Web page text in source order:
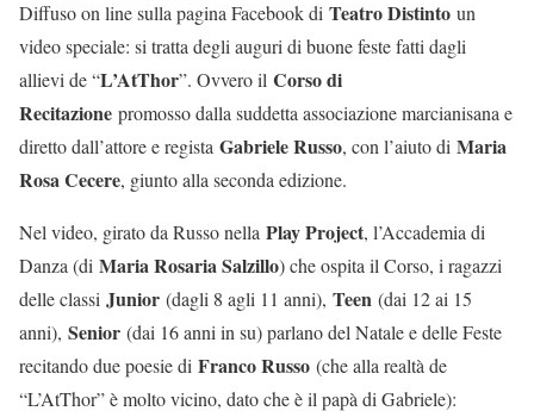
Diffuso on line sulla pagina Facebook di Teatro Distinto un
video speciale: si tratta degli auguri di buone feste fatti dagli
allievi de “L’AtThor”. Ovvero il Corso di
Recitazione promosso dalla suddetta associazione marcianisana e
diretto dall’attore e regista Gabriele Russo, con l’aiuto di Maria
Rosa Cecere, giunto alla seconda edizione.
Nel video, girato da Russo nella Play Project, l’Accademia di
Danza (di Maria Rosaria Salzillo) che ospita il Corso, i ragazzi
delle classi Junior (dagli 8 agli 11 anni), Teen (dai 12 ai 15
anni), Senior (dai 16 anni in su) parlano del Natale e delle Feste
recitando due poesie di Franco Russo (che alla realtà de
“L’AtThor” è molto vicino, dato che è il papà di Gabriele):